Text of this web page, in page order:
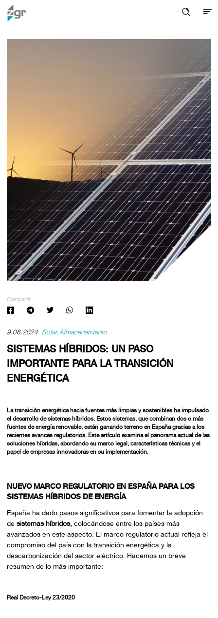
Compartir
9.08.2024 Solar Almacenamiento
SISTEMAS HÍBRIDOS: UN PASO
IMPORTANTE PARA LA TRANSICIÓN
ENERGÉTICA
La transición energética hacia fuentes más limpias y sostenibles ha impulsado
el desarrollo de sistemas híbridos. Estos sistemas, que combinan dos o más
fuentes de energía renovable, están ganando terreno en España gracias a los
recientes avances regulatorios. Este artículo examina el panorama actual de las
soluciones híbridas, abordando su marco legal, características técnicas y el
papel de empresas innovadoras en su implementación.
NUEVO MARCO REGULATORIO EN ESPAÑA PARA LOS
SISTEMAS HÍBRIDOS DE ENERGÍA
España ha dado pasos significativos para fomentar la adopción
de sistemas híbridos,colocándose entre los países más
avanzados en este aspecto. El marco regulatorio actual refleja el
compromiso del país con la transición energética y la
descarbonización del sector eléctrico. Hacemos un breve
resumen de lo más importante:
Real Decreto-Ley 23/2020